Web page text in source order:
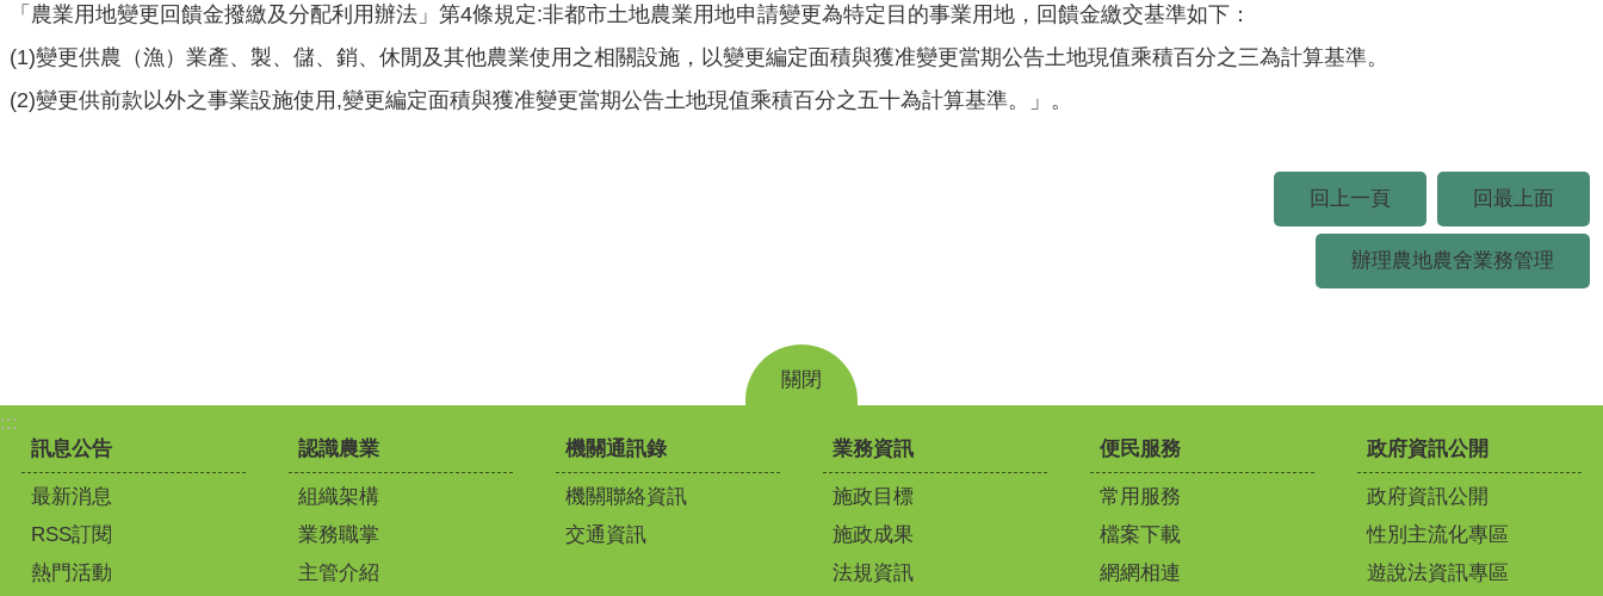
「農業用地變更回饋金撥繳及分配利用辦法」第4條規定:非都市土地農業用地申請變更為特定目的事業用地，回饋金繳交基準如下：
(1)變更供農（漁）業產、製、儲、銷、休閒及其他農業使用之相關設施，以變更編定面積與獲准變更當期公告土地現值乘積百分之三為計算基準。
(2)變更供前款以外之事業設施使用,變更編定面積與獲准變更當期公告土地現值乘積百分之五十為計算基準。」。
回上一頁 回最上面
辦理農地農舍業務管理
關閉
:::
訊息公告
最新消息
RSS訂閱
熱門活動
認識農業
組織架構
業務職掌
主管介紹
機關通訊錄
機關聯絡資訊
交通資訊
業務資訊
施政目標
施政成果
法規資訊
便民服務
常用服務
檔案下載
網網相連
政府資訊公開
政府資訊公開
性別主流化專區
遊說法資訊專區